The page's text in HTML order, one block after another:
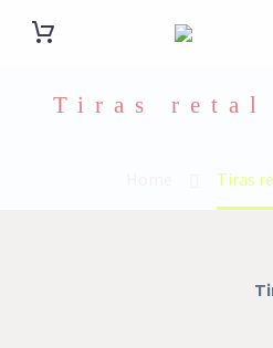
Tiras retal
Tiras